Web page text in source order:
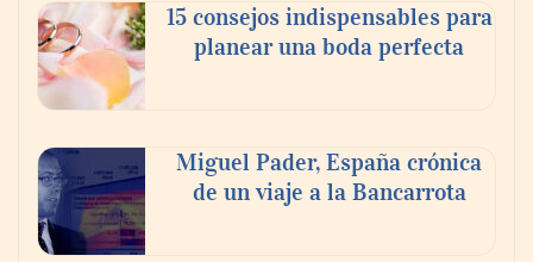
mundo elige para reunirse: 7 de cada 10 la
escogen
compromiso para el eclipse solar del 12 de
agosto
15 consejos indispensables para
planear una boda perfecta
Miguel Pader, España crónica
de un viaje a la Bancarrota